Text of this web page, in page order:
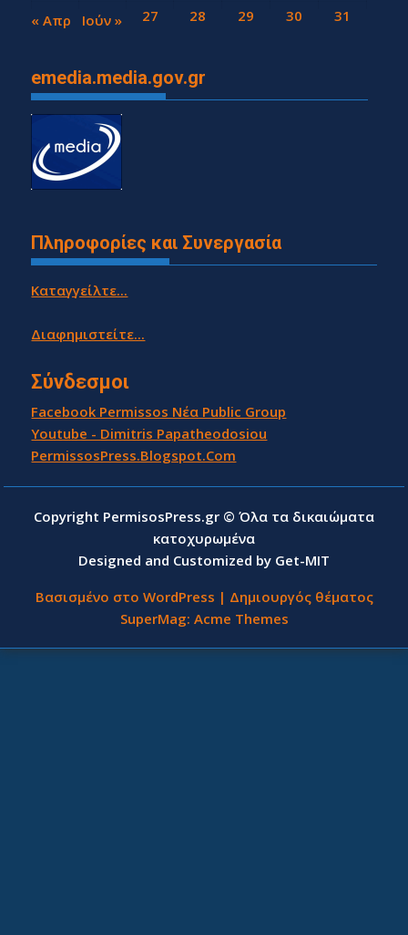
25
26 27 28 29 30 31
« Απρ Ιούν »
emedia.media.gov.gr
Πληροφορίες και Συνεργασία
Καταγγείλτε...
Διαφημιστείτε...
Σύνδεσμοι
Facebook Permissos Νέα Public Group
Youtube - Dimitris Papatheodosiou
PermissosPress.Blogspot.Com
Copyright PermisosPress.gr © Όλα τα δικαιώματα
κατοχυρωμένα
Designed and Customized by Get-MIT
Βασισμένο στο WordPress | Δημιουργός θέματος
SuperMag: Acme Themes